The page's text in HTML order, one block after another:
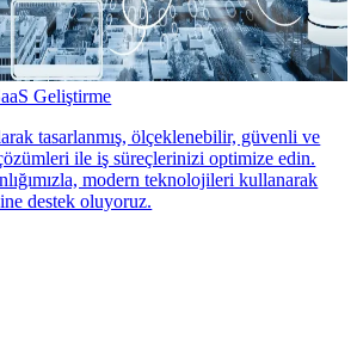
Geliştirme
tasarlanmış, ölçeklenebilir, güvenli ve
ile iş süreçlerinizi optimize edin.
modern teknolojileri kullanarak
destek oluyoruz.